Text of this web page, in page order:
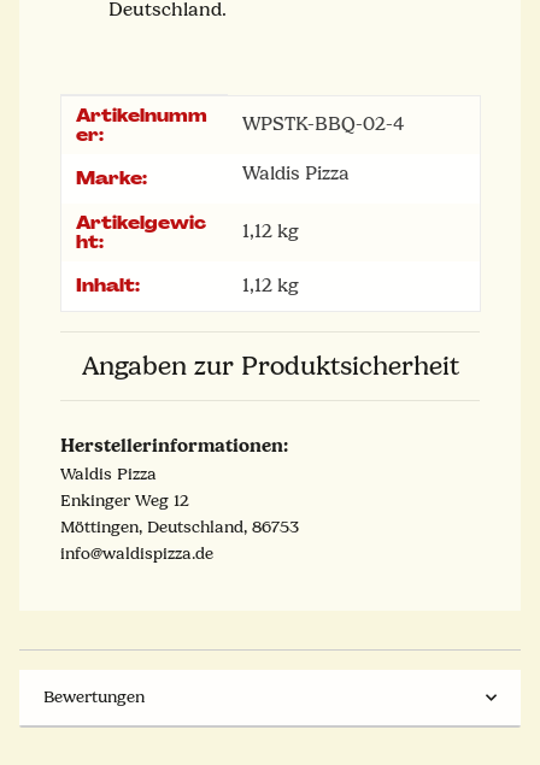
Deutschland.
Produkteigenschaft
Wert
Artikelnumm
er:
WPSTK-BBQ-02-4
Marke: Waldis Pizza
Artikelgewic
ht:
1,12 kg
Inhalt: 1,12 kg
Angaben zur Produktsicherheit
Herstellerinformationen:
Waldis Pizza
Enkinger Weg 12
Möttingen, Deutschland, 86753
info@waldispizza.de
Bewertungen